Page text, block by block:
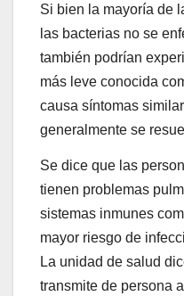
Si bien la mayoría de
las bacterias no se
también podrían
más leve conocida
causa síntomas
generalmente se
Se dice que las
tienen problemas
sistemas inmunes
mayor riesgo de
La unidad de salud
transmite de persona